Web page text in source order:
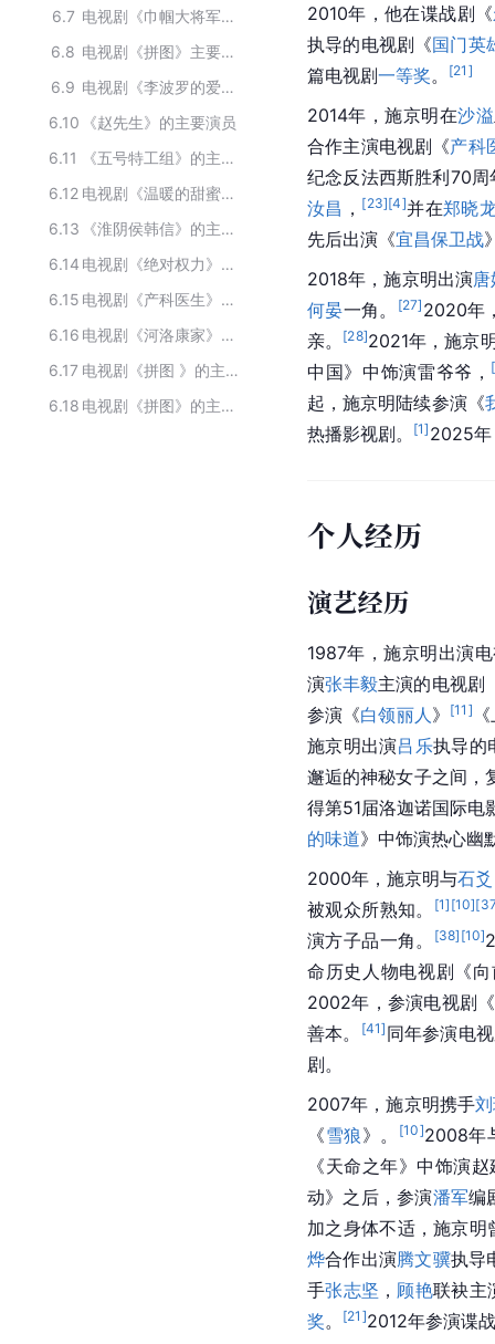
6.7
电视剧《巾帼大将军》的主要演员
6.8
电视剧《拼图》主要演员
6.9
电视剧《李波罗的爱情》的主要演职人员
6.10
《赵先生》的主要演员
6.11
《五号特工组》的主要演员
6.12
电视剧《温暖的甜蜜的》主要演员
6.13
《淮阴侯韩信》的主要演员
6.14
电视剧《绝对权力》主要演职员
6.15
电视剧《产科医生》的主要演员
6.16
电视剧《河洛康家》的主要演员
6.17
电视剧《拼图 》的主要演员
6.18
电视剧《拼图》的主要演员
2010年，他在谍战剧《
执导的电视剧《国门英
篇电视剧一等奖。 [21 ]
2014年，施京明在沙溢
合作主演电视剧《产科
纪念反法西斯胜利70
汝昌 ， [23][4]并在郑晓
先后出演《宜昌保卫战
2018年，施京明出演
何晏一角。 [27] 2020年
亲。
[28]2021年，施京
中国》中饰演雷爷爷， [
起，施京明陆续参演《
热播影视剧。
[1] 2025年
个人经历
演艺经历
1987年，施京明出演
演张丰毅主演的电视剧
参演《白领丽人 》 [11 ]
施京明出演吕乐执导的
邂逅的神秘女子之间，
得第51届洛迦诺国际电
的味道》中饰演热心幽
2000年，施京明与石爻
被观众所熟知。
[1] [10][
演方子品一角。 [38] [10]
命历史人物电视剧《
2002年，参演电视剧《
善本。
[41] 同年参演电
剧。
2007年，施京明携手
《雪狼》。 [10]2008年
《天命之年》中饰演
动》之后，参演潘军编
加之身体不适，施京
烨合作出演腾文骥执导
手张志坚 ， 顾艳联袂主
奖。 [21 ]2012年参演谍